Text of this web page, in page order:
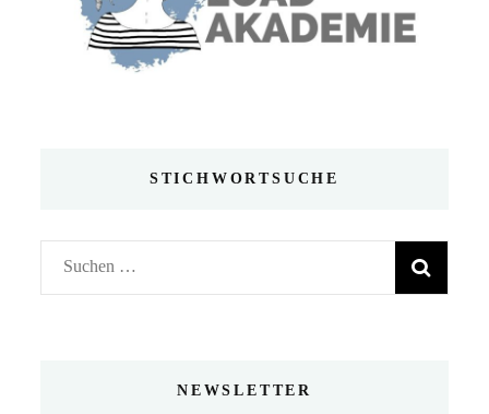
STICHWORTSUCHE
Suchen
nach:
NEWSLETTER